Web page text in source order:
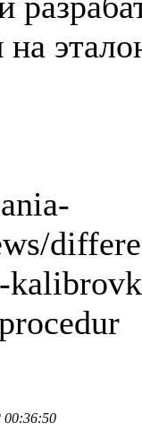
на
00:36:50